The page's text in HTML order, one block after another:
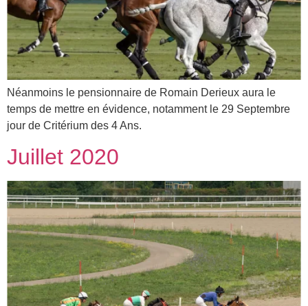
Néanmoins le pensionnaire de Romain Derieux aura le
temps de mettre en évidence, notamment le 29 Septembre
jour de Critérium des 4 Ans.
Juillet 2020